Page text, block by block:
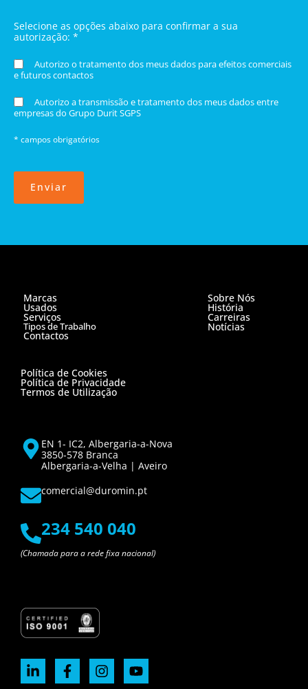
Selecione as opções abaixo para confirmar a sua
autorização: *
Autorizo o tratamento dos meus dados para efeitos comerciais
e futuros contactos
Autorizo a transmissão e tratamento dos meus dados entre
empresas do Grupo Durit SGPS
* campos obrigatórios
Enviar
Marcas
Usados
Serviços
Tipos de Trabalho
Contactos
Sobre Nós
História
Carreiras
Notícias
Política de Cookies
Política de Privacidade
Termos de Utilização
EN 1- IC2, Albergaria-a-Nova
3850-578 Branca
Albergaria-a-Velha | Aveiro
comercial@duromin.pt
234 540 040
(Chamada para a rede fixa nacional)